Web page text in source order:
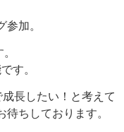
加。
。
長したい！と考えて
ちしております。